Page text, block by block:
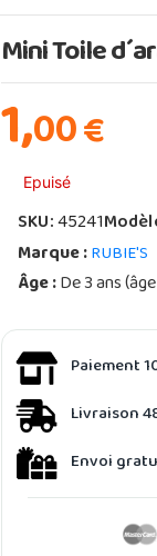
Mini Toile
1,00€
Epuisé
SKU:45241
Marque :RUBIE'S
Âge :De 3 ans
Paiement
Livraison
Envoi